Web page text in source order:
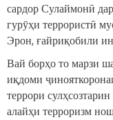
сардор Сулаймонӣ
гурӯҳи террористӣ
Эрон, ғайриқобили
Вай борҳо то марзи
иқдоми
террори
алайҳи терроризм